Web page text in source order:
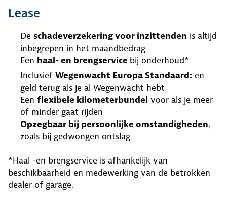
Lease
De schadeverzekering voor inzittenden is altijd
inbegrepen in het maandbedrag
Een haal- en brengservice bij onderhoud*
Inclusief Wegenwacht Europa Standaard: en
geld terug als je al Wegenwacht hebt
Een flexibele kilometerbundel voor als je meer
of minder gaat rijden
Opzegbaar bij persoonlijke omstandigheden,
zoals bij gedwongen ontslag
*Haal -en brengservice is afhankelijk van
beschikbaarheid en medewerking van de betrokken
dealer of garage.